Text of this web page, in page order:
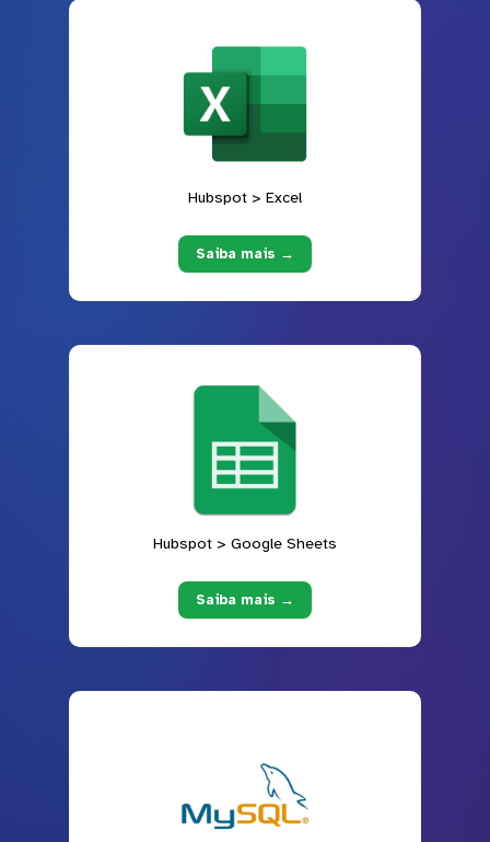
Hubspot > Excel
Saiba mais →
Hubspot > Google Sheets
Saiba mais →